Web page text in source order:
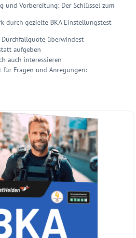
und Vorbereitung: Der Schlüssel zum
durch gezielte BKA Einstellungstest
Durchfallquote überwindest
aufgeben
auch interessieren
für Fragen und Anregungen: